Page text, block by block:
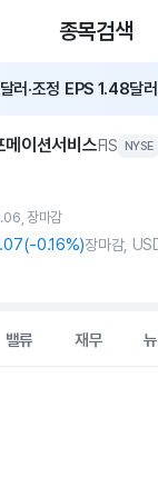
종목검색
러·조정 EPS 1.48달러
메이션서비스FIS NYSE
장마감
.07(-0.16%)장마감,
밸류 재무
Chart
displaying
displaying